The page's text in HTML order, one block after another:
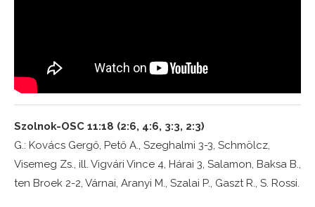
Szolnok-OSC 11:18 (2:6, 4:6, 3:3, 2:3)
G.: Kovács Gergő, Pető A., Szeghalmi 3-3, Schmölcz,
Visemeg Zs., ill. Vigvári Vince 4, Hárai 3, Salamon, Baksa B.,
ten Broek 2-2, Várnai, Aranyi M., Szalai P., Gaszt R., S. Rossi.